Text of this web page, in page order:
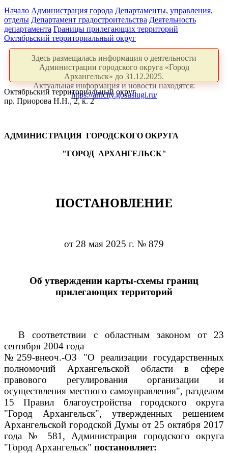
Начало Администрация города Департаменты, управления,
отделы Департамент градостроительства Деятельность
департамента Границы прилегающих территорий
Октябрьский территориальный округ
Здесь размещалась информация о деятельности
Администрации городского округа «Город
Архангельск» до 31.12.2025.
Актуальная информация и новости находятся:
https://arhcity.gosuslugi.ru/
Октябрьский территориальный округ
пр. Приорова Н.Н., 2, к. 2
АДМИНИСТРАЦИЯ ГОРОДСКОГО ОКРУГА
"ГОРОД АРХАНГЕЛЬСК"
ПОСТАНОВЛЕНИЕ
от 28 мая 2025 г. № 879
Об утверждении карты-схемы границ
прилегающих территорий
В соответствии с областным законом от 23
сентября 2004 года
№259-внеоч.-ОЗ "О реализации государственных
полномочий Архангельской области в сфере
правового регулирования организации и
осуществления местного самоуправления", разделом
15 Правил благоустройства городского округа
"Город Архангельск", утвержденных решением
Архангельской городской Думы от 25 октября 2017
года № 581, Администрация городского округа
"Город Архангельск" постановляет: